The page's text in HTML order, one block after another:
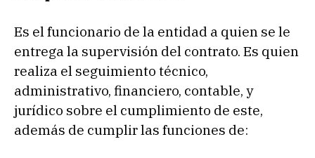
Es el funcionario de la entidad a quien se le
entrega la supervisión del contrato. Es quien
realiza el seguimiento técnico,
administrativo, financiero, contable, y
jurídico sobre el cumplimiento de este,
además de cumplir las funciones de: